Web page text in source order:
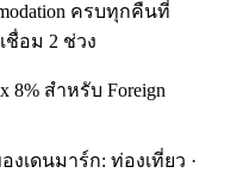
ครบทุกคืนที่
ชื่อม 2 ช่วง
8% สำหรับ Foreign
เดนมาร์ก: ท่องเที่ยว ·